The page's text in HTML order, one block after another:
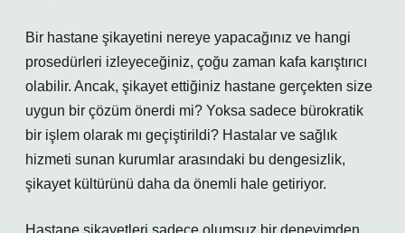
Bir hastane şikayetini nereye yapacağınız ve hangi
prosedürleri izleyeceğiniz, çoğu zaman kafa karıştırıcı
olabilir. Ancak, şikayet ettiğiniz hastane gerçekten size
uygun bir çözüm önerdi mi? Yoksa sadece bürokratik
bir işlem olarak mı geçiştirildi? Hastalar ve sağlık
hizmeti sunan kurumlar arasındaki bu dengesizlik,
şikayet kültürünü daha da önemli hale getiriyor.
Hastane şikayetleri sadece olumsuz bir deneyimden